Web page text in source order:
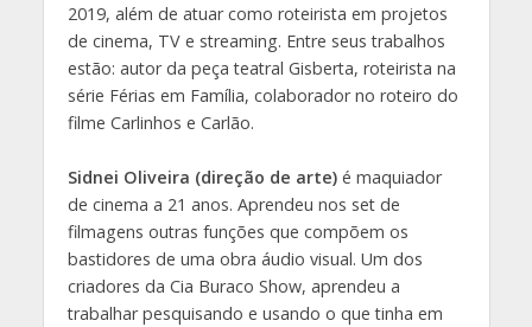
2019, além de atuar como roteirista em projetos
de cinema, TV e streaming. Entre seus trabalhos
estão: autor da peça teatral Gisberta, roteirista na
série Férias em Família, colaborador no roteiro do
filme Carlinhos e Carlão.
Sidnei Oliveira (direção de arte)é maquiador
de cinema a 21 anos. Aprendeu nos set de
filmagens outras funções que compõem os
bastidores de uma obra áudio visual. Um dos
criadores da Cia Buraco Show, aprendeu a
trabalhar pesquisando e usando o que tinha em